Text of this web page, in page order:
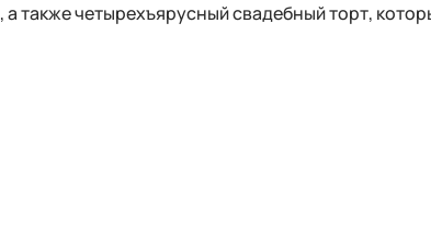
также четырехъярусный свадебный торт,